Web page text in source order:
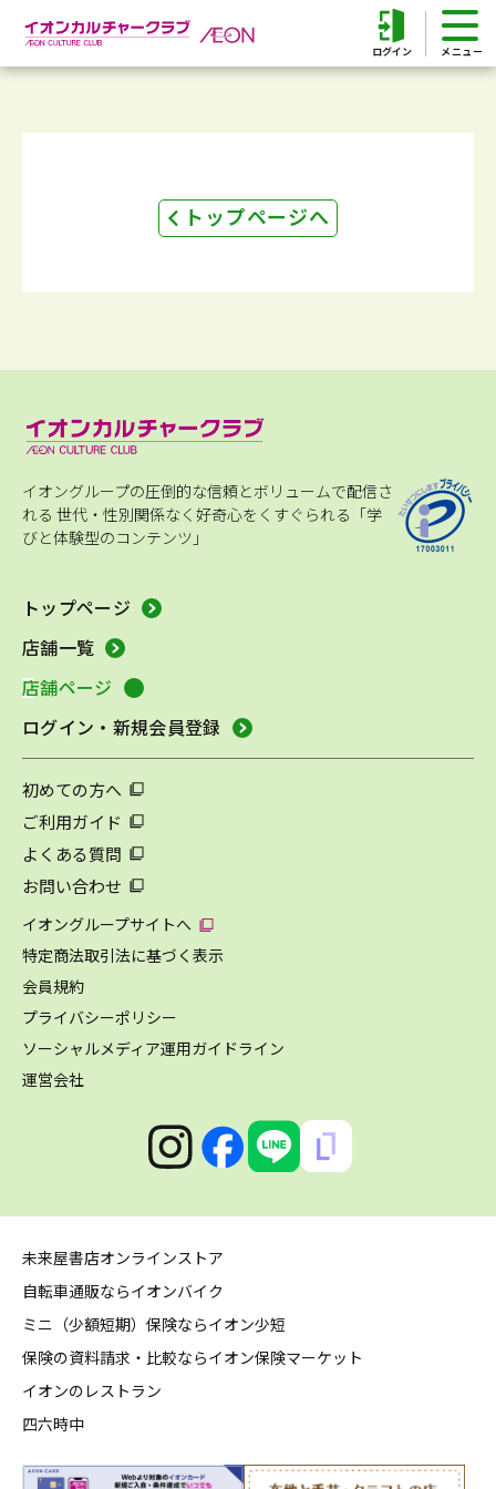
ログイン
トップページへ
イオングループの圧倒的な信頼とボリュームで配信さ
れる 世代・性別関係なく好奇心をくすぐられる「学
びと体験型のコンテンツ」
トップページ
店舗一覧
店舗ページ
ログイン・新規会員登録
初めての方へ
ご利用ガイド
よくある質問
お問い合わせ
イオングループサイトへ
特定商法取引法に基づく表示
会員規約
プライバシーポリシー
ソーシャルメディア運用ガイドライン
運営会社
未来屋書店オンラインストア
自転車通販ならイオンバイク
ミニ（少額短期）保険ならイオン少短
保険の資料請求・比較ならイオン保険マーケット
イオンのレストラン
四六時中